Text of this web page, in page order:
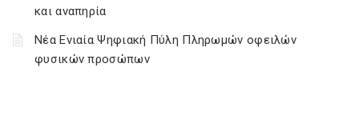
και αναπηρία
Νέα Ενιαία Ψηφιακή Πύλη Πληρωμών οφειλών
φυσικών προσώπων